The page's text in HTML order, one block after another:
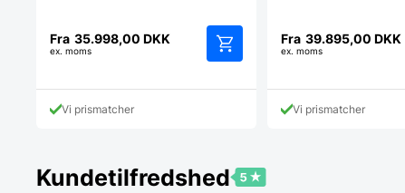
Fra 35.998,00 DKK
ex. moms
vare
kan
vælges
Vi prismatcher
Fra 39.895,00DKK
ex. moms
Vi prismatcher
Kundetilfredshed